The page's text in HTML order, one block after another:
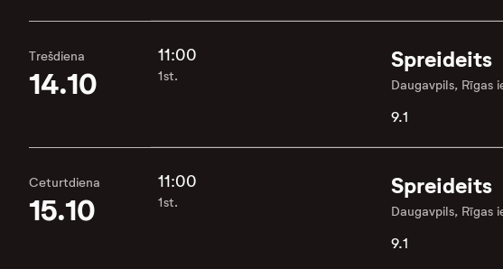
Trešdiena
14.10
11:00
1st.
Spreideits
Daugavpils, Rīgas
9.1
Ceturtdiena
15.10
11:00
1st.
Spreideits
Daugavpils, Rīgas
9.1